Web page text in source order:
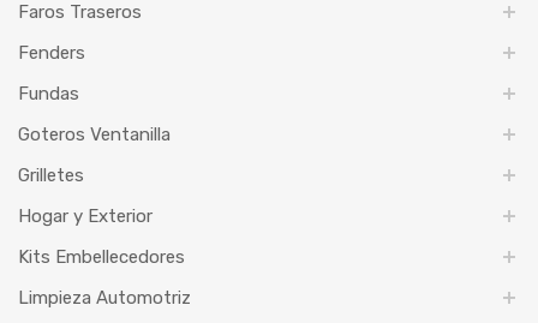
Faros Traseros
Fenders
Fundas
Goteros Ventanilla
Grilletes
Hogar y Exterior
Kits Embellecedores
Limpieza Automotriz